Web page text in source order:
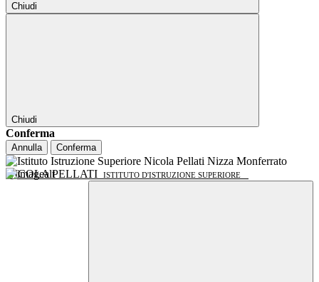
Chiudi
Chiudi
Conferma
Annulla Conferma
NICOLA PELLATI ISTITUTO D'ISTRUZIONE SUPERIORE